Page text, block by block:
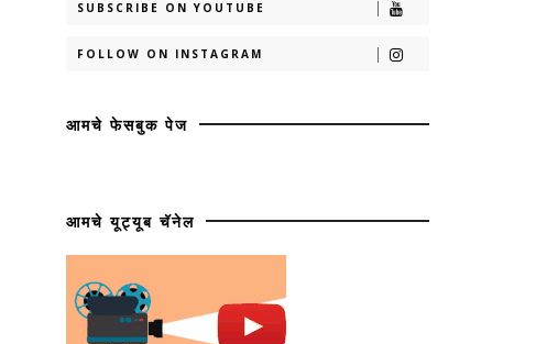
SUBSCRIBE ON YOUTUBE
FOLLOW ON INSTAGRAM
आमचे फेसबुक पेज
आमचे यूट्यूब चॅनेल